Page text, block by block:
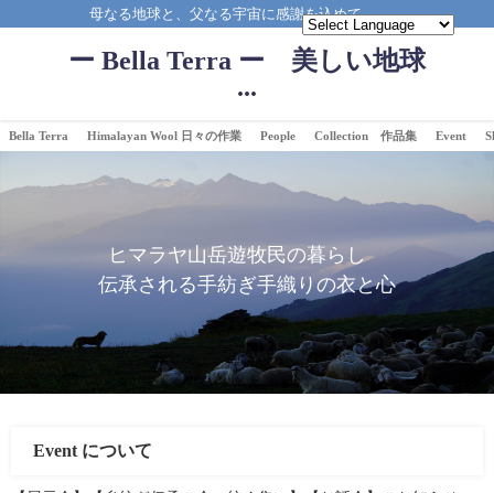
母なる地球と、父なる宇宙に感謝を込めて。。。
ー Bella Terra ー 美しい地球
...
Bella Terra Himalayan Wool 日々の作業 People Collection 作品集 Event
ヒマラヤ山岳遊牧民の暮らし
伝承される手紡ぎ手織りの衣と心
Event について